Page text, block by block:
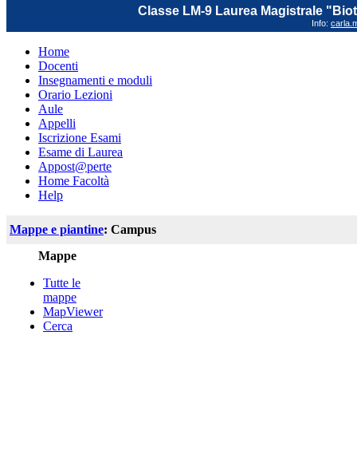
Classe LM-9 Laurea Magistrale
Info:
Home
Docenti
Insegnamenti e moduli
Orario Lezioni
Aule
Appelli
Iscrizione Esami
Esame di Laurea
Appost@perte
Home Facoltà
Help
Mappe e piantine: Campus
Mappe
Tutte le
mappe
MapViewer
Cerca